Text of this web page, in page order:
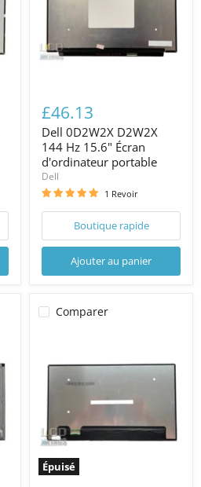
£46.13
Dell 0D2W2X D2W2X
144 Hz 15.6" Écran
d'ordinateur portable
Dell
1 Revoir
Boutique rapide
Ajouter au panier
Comparer
Épuisé